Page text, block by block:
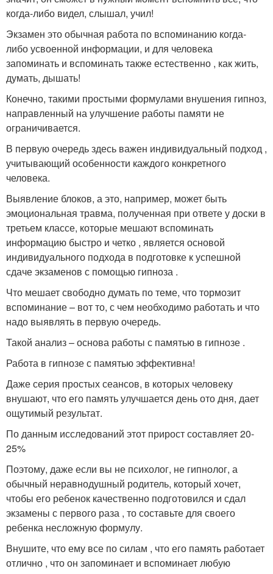
когда-либо видел, слышал, учил!
Экзамен это обычная работа по вспоминанию когда-
либо усвоенной информации, и для человека
запоминать и вспоминать также естественно , как жить,
думать, дышать!
Конечно, такими простыми формулами внушения гипноз,
направленный на улучшение работы памяти не
ограничивается.
В первую очередь здесь важен индивидуальный подход ,
учитывающий особенности каждого конкретного
человека.
Выявление блоков, а это, например, может быть
эмоциональная травма, полученная при ответе у доски в
третьем классе, которые мешают вспоминать
информацию быстро и четко , является основой
индивидуального подхода в подготовке к успешной
сдаче экзаменов с помощью гипноза .
Что мешает свободно думать по теме, что тормозит
вспоминание – вот то, с чем необходимо работать и что
надо выявлять в первую очередь.
Такой анализ – основа работы с памятью в гипнозе .
Работа в гипнозе с памятью эффективна!
Даже серия простых сеансов, в которых человеку
внушают, что его память улучшается день ото дня, дает
ощутимый результат.
По данным исследований этот прирост составляет 20-
25%
Поэтому, даже если вы не психолог, не гипнолог, а
обычный неравнодушный родитель, который хочет,
чтобы его ребенок качественно подготовился и сдал
экзамены с первого раза , то составьте для своего
ребенка несложную формулу.
Внушите, что ему все по силам , что его память работает
отлично , что он запоминает и вспоминает любую